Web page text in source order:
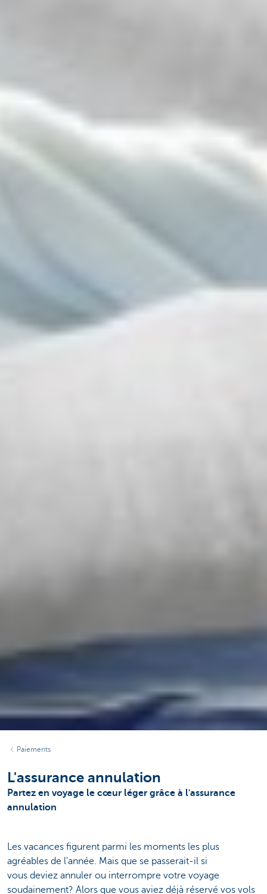
Paiements
L'assurance annulation
Partez en voyage le cœur léger grâce à l'assurance
annulation
Les vacances figurent parmi les moments les plus
agréables de l'année. Mais que se passerait-il si
vous deviez annuler ou interrompre votre voyage
soudainement? Alors que vous aviez déjà réservé vos vols